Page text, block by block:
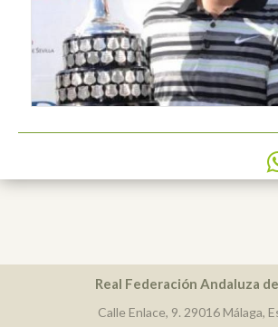
Real Federación Andaluza
Calle Enlace, 9. 29016 Málaga,